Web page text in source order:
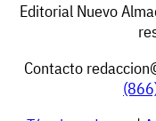
Editorial Nuevo
Contacto